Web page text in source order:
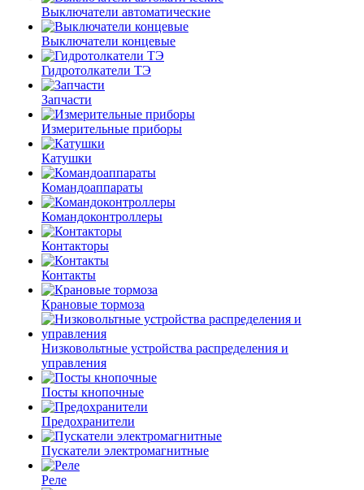
Выключатели автоматические
Выключатели концевые
Гидротолкатели ТЭ
Запчасти
Измерительные приборы
Катушки
Командоаппараты
Командоконтроллеры
Контакторы
Контакты
Крановые тормоза
Низковольтные устройства распределения и
управления
Посты кнопочные
Предохранители
Пускатели электромагнитные
Реле